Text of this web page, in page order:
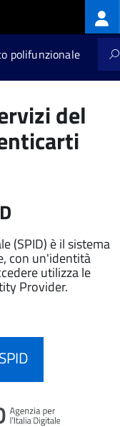
polifunzionale
del
(SPID) è il sistema
con un'identità
utilizza le
Provider.